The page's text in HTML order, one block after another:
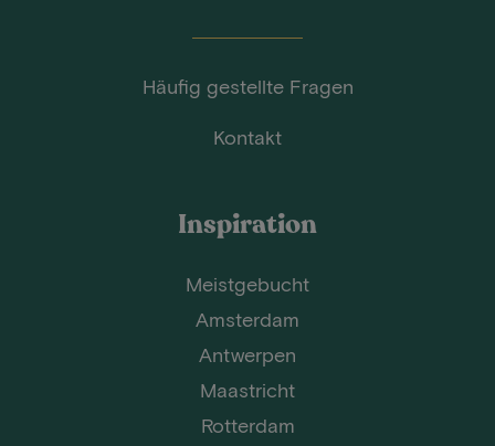
Häufig gestellte Fragen
Kontakt
Inspiration
Meistgebucht
Amsterdam
Antwerpen
Maastricht
Rotterdam